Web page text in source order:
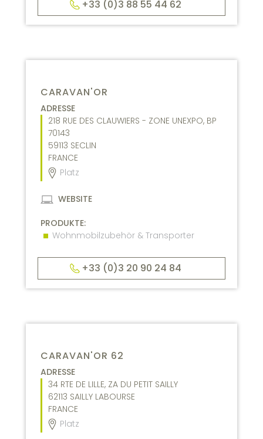
+33 (0)3 88 55 44 62
CARAVAN'OR
ADRESSE
218 RUE DES CLAUWIERS - ZONE UNEXPO, BP
70143
59113 SECLIN
FRANCE
Platz
WEBSITE
PRODUKTE:
Wohnmobilzubehör & Transporter
+33 (0)3 20 90 24 84
CARAVAN'OR 62
ADRESSE
34 RTE DE LILLE, ZA DU PETIT SAILLY
62113 SAILLY LABOURSE
FRANCE
Platz